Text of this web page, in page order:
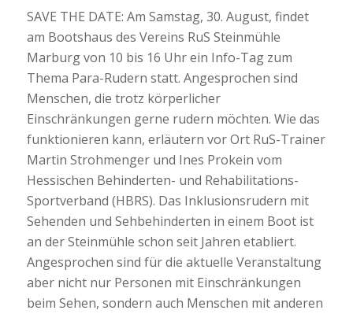
SAVE THE DATE: Am Samstag, 30. August, findet
am Bootshaus des Vereins RuS Steinmühle
Marburg von 10 bis 16 Uhr ein Info-Tag zum
Thema Para-Rudern statt. Angesprochen sind
Menschen, die trotz körperlicher
Einschränkungen gerne rudern möchten. Wie das
funktionieren kann, erläutern vor Ort RuS-Trainer
Martin Strohmenger und Ines Prokein vom
Hessischen Behinderten- und Rehabilitations-
Sportverband (HBRS). Das Inklusionsrudern mit
Sehenden und Sehbehinderten in einem Boot ist
an der Steinmühle schon seit Jahren etabliert.
Angesprochen sind für die aktuelle Veranstaltung
aber nicht nur Personen mit Einschränkungen
beim Sehen, sondern auch Menschen mit anderen